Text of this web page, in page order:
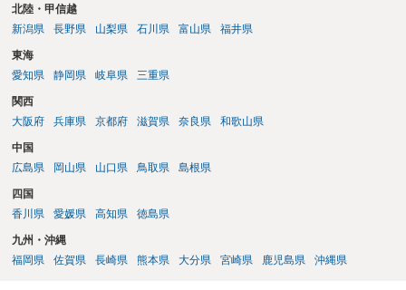
北陸・甲信越
新潟県
長野県 山梨県 石川県 富山県 福井県
東海
愛知県
静岡県 岐阜県 三重県
関西
大阪府
兵庫県 京都府 滋賀県 奈良県 和歌山県
中国
広島県
岡山県 山口県 鳥取県 島根県
四国
香川県
愛媛県 高知県 徳島県
九州・沖縄
福岡県
佐賀県 長崎県 熊本県 大分県 宮崎県 鹿児島県 沖縄県